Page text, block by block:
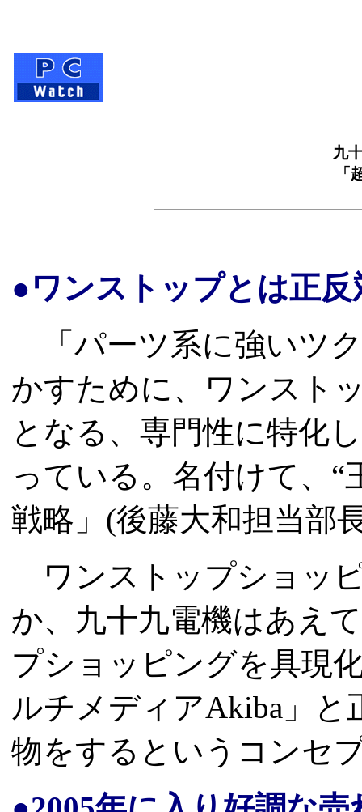
九
「
●ワンストップとは正反
「パーツ系に強いツ
かすために、ワンスト
となる、専門性に特化
っている。名付けて、“
戦略」(後藤大和担当部
ワンストップショッ
か、九十九電機はあえ
プショッピングを具現
ルチメディアAkiba」と
物をするというコンセ